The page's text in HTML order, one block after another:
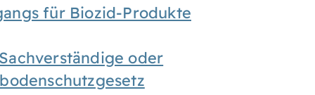
für Biozid-Produkte
oder